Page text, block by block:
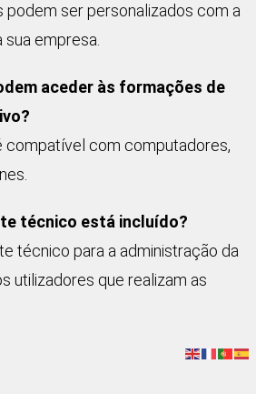
podem ser personalizados com a
sua empresa.
aceder às formações de
compatível com computadores,
técnico está incluído?
técnico para a administração da
utilizadores que realizam as